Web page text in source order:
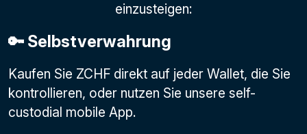
einzusteigen:
🔑 Selbstverwahrung
Kaufen Sie ZCHF direkt auf jeder Wallet, die Sie
kontrollieren, oder nutzen Sie unsere self-
custodial mobile App.